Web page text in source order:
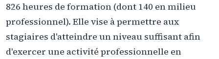
826 heures de formation (dont 140 en milieu
professionnel). Elle vise à permettre aux
stagiaires d'atteindre un niveau suffisant afin
d'exercer une activité professionnelle en